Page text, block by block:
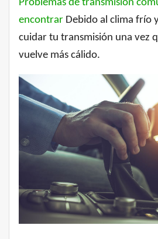
Problemas de transmisión
encontrar Debido al clima frío
cuidar tu transmisión una vez
vuelve más cálido.